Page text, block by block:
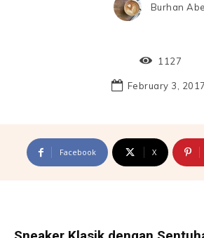
Burhan Abe
1127
February 3, 2017
Facebook X